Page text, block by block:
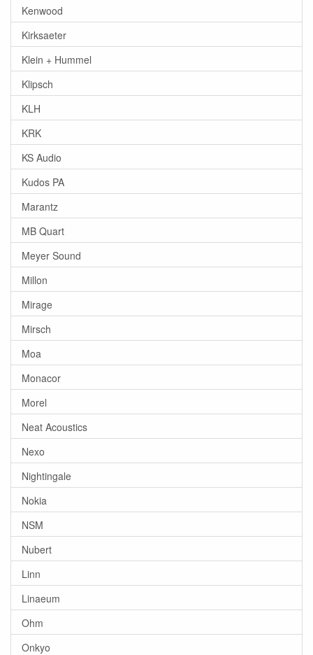
Kenwood
Kirksaeter
Klein + Hummel
Klipsch
KLH
KRK
KS Audio
Kudos PA
Marantz
MB Quart
Meyer Sound
Millon
Mirage
Mirsch
Moa
Monacor
Morel
Neat Acoustics
Nexo
Nightingale
Nokia
NSM
Nubert
Linn
Linaeum
Ohm
Onkyo